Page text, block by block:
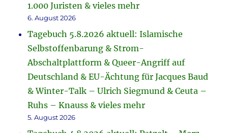
1.000 Juristen & vieles mehr
6. August 2026
Tagebuch 5.8.2026 aktuell: Islamische
Selbstoffenbarung & Strom-
Abschaltplattform & Queer-Angriff auf
Deutschland & EU-Ächtung für Jacques Baud
& Winter-Talk – Ulrich Siegmund & Ceuta –
Ruhs – Knauss & vieles mehr
5. August 2026